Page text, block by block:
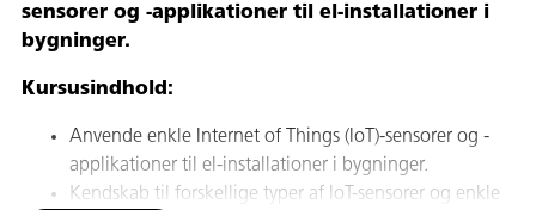
sensorer og -applikationer til el-installationer i
bygninger.
Kursusindhold:
Anvende enkle Internet of Things (IoT)-sensorer og -
applikationer til el-installationer i bygninger.
Kendskab til forskellige typer af IoT-sensorer og enkle